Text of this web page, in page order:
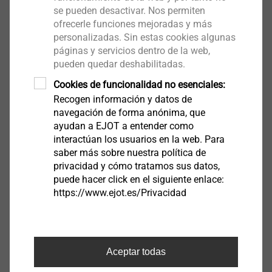
simple es el uso de un anclaje químico.
La siguiente parte de nuestra guía para fachadas
ventiladas trata sobre la correcta selección e
instalación de anclajes de fachada de plástico.
Si tienes cualquier duda o pregunta técnica, o si
deseas hablar con un comercial para solicitar una
oferta, no dudes en ponerte en contacto con
nosotros.
Teléfono oficina:+34 91 630 08 22
Horarios de atención al cliente: L-J de 8-17h y V
de 8-14h. ¿Hablamos?
se pueden desactivar. Nos permiten
ofrecerle funciones mejoradas y más
personalizadas. Sin estas cookies algunas
páginas y servicios dentro de la web,
pueden quedar deshabilitadas.
Cookies de funcionalidad no esenciales:
Recogen información y datos de
navegación de forma anónima, que
ayudan a EJOT a entender como
interactúan los usuarios en la web. Para
saber más sobre nuestra política de
privacidad y cómo tratamos sus datos,
puede hacer click en el siguiente enlace:
https://www.ejot.es/Privacidad
Aceptar todas